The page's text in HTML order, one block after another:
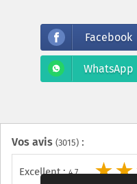
Facebook
WhatsApp
Vos avis (3015) :
Excellent :4,7